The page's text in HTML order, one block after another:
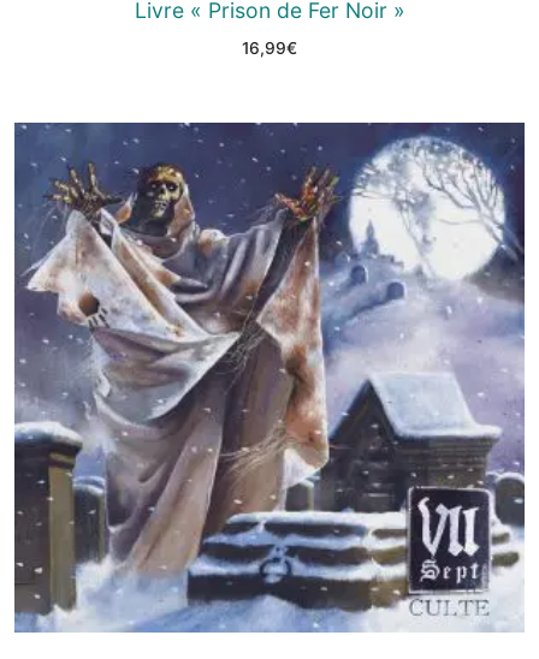
Livre « Prison de Fer Noir »
16,99€